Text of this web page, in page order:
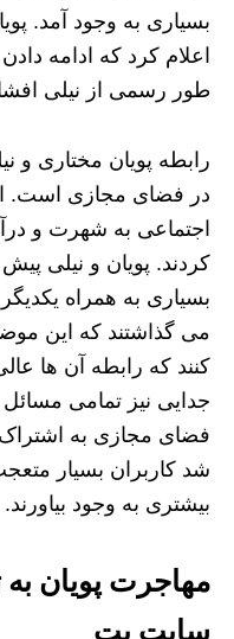
بسیاری به وجود آمد.
اعلام کرد که ادامه
طور رسمی از نیلی
رابطه پویان مختاری و
در فضای مجازی است.
اجتماعی به شهرت و
کردند. پویان و نیلی
بسیاری به همراه
می گذاشتند که این
کنند که رابطه آن ها
جدایی نیز تمامی
فضای مجازی به
شد کاربران بسیار
بیشتری به وجود بیاورند.
مهاجرت پویان به
سایت بت